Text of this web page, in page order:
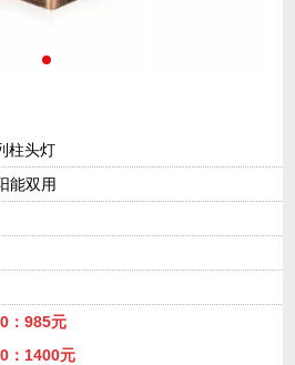
柱头灯
能双用
：985元
：1400元